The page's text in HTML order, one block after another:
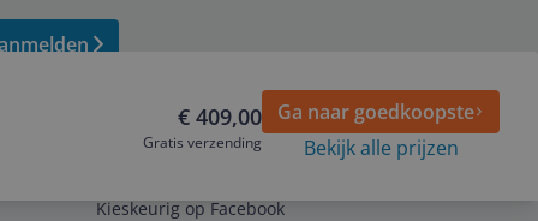
€ 409,00
Gratis verzending
Ga naar goedkoopste
Bekijk alle prijzen
Kieskeurig op Facebook